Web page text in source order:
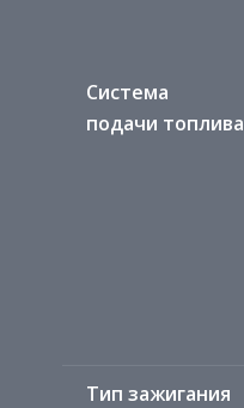
Система
подачи топлива
Тип зажигания